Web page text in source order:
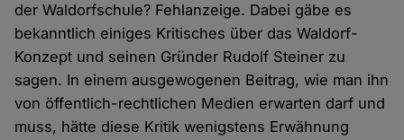
der Waldorfschule? Fehlanzeige. Dabei gäbe es
bekanntlich einiges Kritisches über das Waldorf-
Konzept und seinen Gründer Rudolf Steiner zu
sagen. In einem ausgewogenen Beitrag, wie man ihn
von öffentlich-rechtlichen Medien erwarten darf und
muss, hätte diese Kritik wenigstens Erwähnung